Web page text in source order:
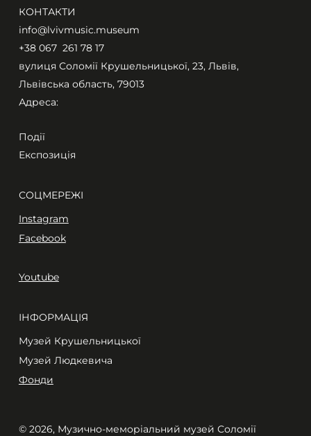
Події
Експозиція
СОЦМЕРЕЖІ
Instagram
Facebook
Youtube
ІНФОРМАЦІЯ
Музей Крушельницької
Музей Людкевича
Фонди
КОНТАКТИ
info@lvivmusic.museum
+38 067 261 78 17​
Адреса:
вулиця Соломії Крушельницької, 23, Львів,
Львівська область, 79013
© 2026, Музично-меморіальний музей Соломії